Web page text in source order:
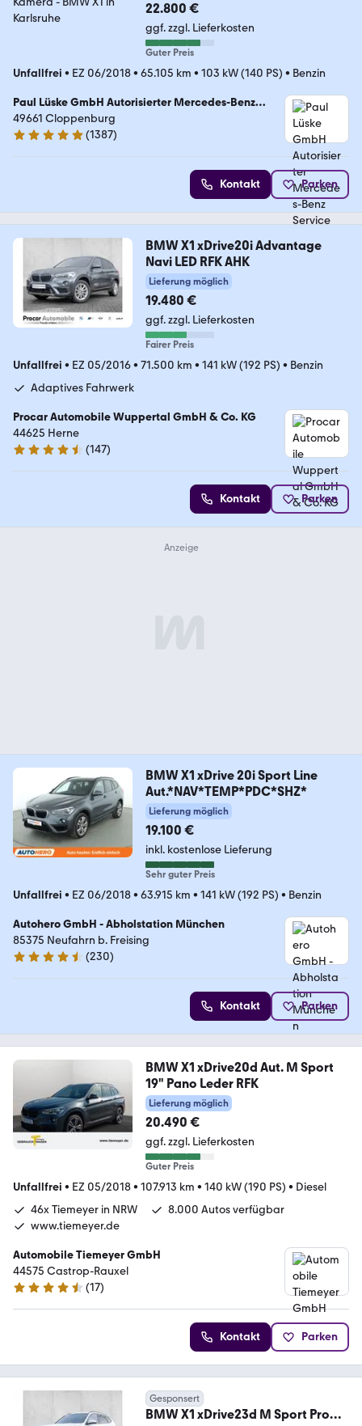
22.800 €
ggf. zzgl. Lieferkosten
Guter Preis
Unfallfrei • EZ 06/2018• 65.105 km • 103 kW (140 PS) • Benzin
Paul Lüske GmbH Autorisierter Mercedes-Benz
Service & Junge Sterne Verkauf
49661 Cloppenburg
4.9 Sterne
(1387)
Kontakt Parken
BMW X1 xDrive20i Advantage
Navi LED RFK AHK
Lieferung möglich
19.480 €
ggf. zzgl. Lieferkosten
Fairer Preis
Unfallfrei • EZ 05/2016• 71.500 km • 141 kW (192 PS) • Benzin
Adaptives Fahrwerk
Procar Automobile Wuppertal GmbH & Co. KG
44625 Herne
4.4 Sterne
(147)
Kontakt Parken
BMW X1 xDrive 20i Sport Line
Aut.*NAV*TEMP*PDC*SHZ*
Lieferung möglich
19.100 €
inkl. kostenlose Lieferung
Sehr guter Preis
Unfallfrei • EZ 06/2018• 63.915 km • 141 kW (192 PS) • Benzin
Autohero GmbH - Abholstation München
85375 Neufahrn b. Freising
4.4 Sterne
(230)
Kontakt Parken
BMW X1 xDrive20d Aut. M Sport
19" Pano Leder RFK
Lieferung möglich
20.490 €
ggf. zzgl. Lieferkosten
Guter Preis
Unfallfrei • EZ 05/2018• 107.913 km • 140 kW (190 PS) • Diesel
46x Tiemeyer in NRW
8.000 Autos verfügbar
www.tiemeyer.de
Automobile Tiemeyer GmbH
44575 Castrop-Rauxel
4.6 Sterne
(17)
Kontakt Parken
Gesponsert
BMW X1 xDrive23d M Sport Pro